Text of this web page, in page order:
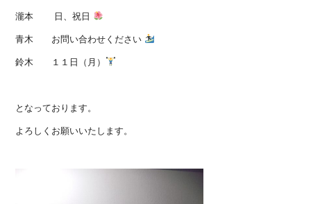
瀧本 日、祝日
青木 お問い合わせください
鈴木 １１日（月）
となっております。
よろしくお願いいたします。